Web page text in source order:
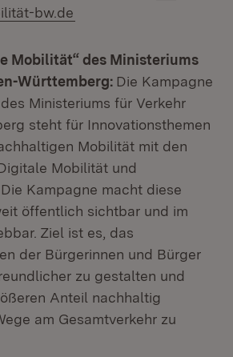
bw.de
Mobilität“ des Ministeriums
Württemberg: Die Kampagne
des Ministeriums für Verkehr
steht für Innovationsthemen
Mobilität mit den
Mobilität und
Kampagne macht diese
öffentlich sichtbar und im
Ziel ist es, das
der Bürgerinnen und Bürger
zu gestalten und
Anteil nachhaltig
am Gesamtverkehr zu